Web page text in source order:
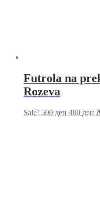
Futrola na
Rozeva
Sale! 500ден 400 ден